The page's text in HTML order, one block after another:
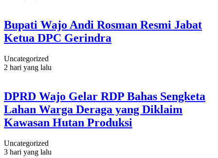
Bupati Wajo Andi Rosman Resmi Jabat
Ketua DPC Gerindra
Uncategorized
2 hari yang lalu
DPRD Wajo Gelar RDP Bahas Sengketa
Lahan Warga Deraga yang Diklaim
Kawasan Hutan Produksi
Uncategorized
3 hari yang lalu